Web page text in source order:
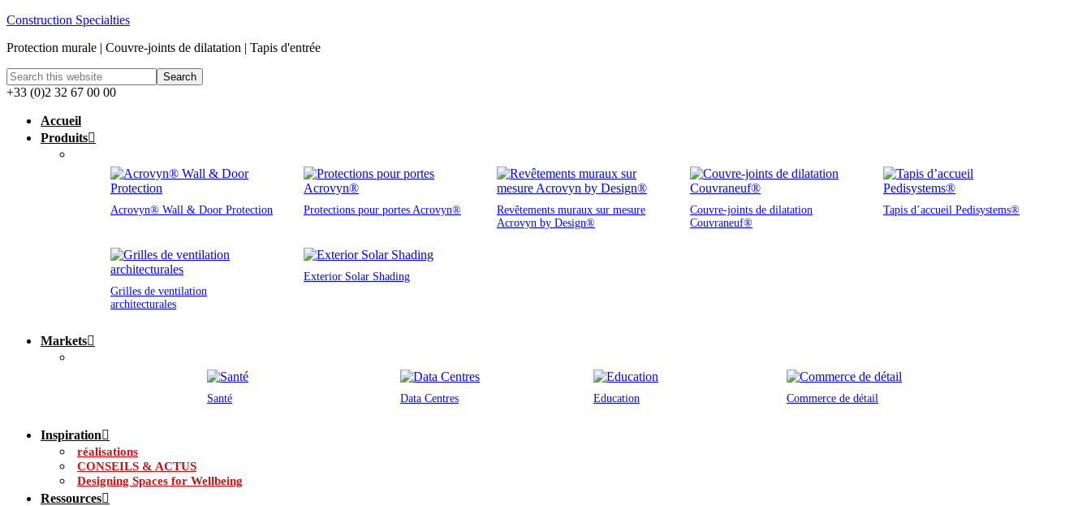
Construction Specialties
Protection murale | Couvre-joints de dilatation | Tapis d'entrée
+33 (0)2 32 67 00 00
Accueil
Produits
Acrovyn® Wall & Door Protection Protections pour portes Acrovyn®
Revêtements muraux sur mesure
Acrovyn by Design®
Couvre-joints de dilatation
Couvraneuf®
Tapis d’accueil Pedisystems®
Grilles de ventilation
architecturales
Exterior Solar Shading
Markets
Santé Data Centres Education Commerce de détail
Inspiration
réalisations
CONSEILS & ACTUS
Designing Spaces for Wellbeing
Ressources